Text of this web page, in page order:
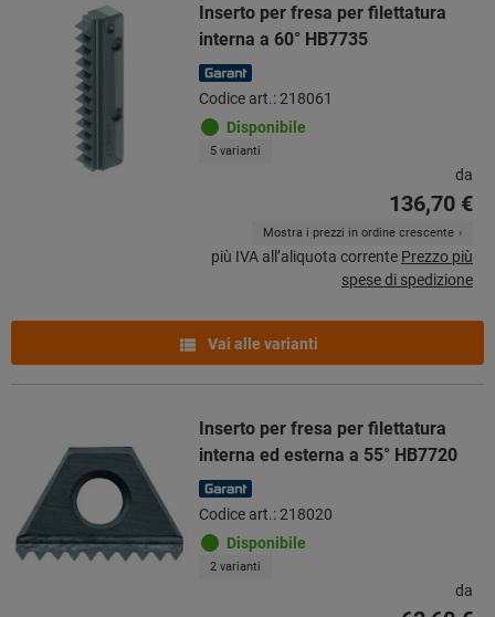
Inserto per fresa per filettatura
interna a 60° HB7735
Codice art.: 218061
Disponibile
5 varianti
da
136,70 €
Mostra i prezzi in ordine crescente
più IVA all’aliquota corrente Prezzo più
spese di spedizione
Vai alle varianti
Inserto per fresa per filettatura
interna ed esterna a 55° HB7720
Codice art.: 218020
Disponibile
2 varianti
da